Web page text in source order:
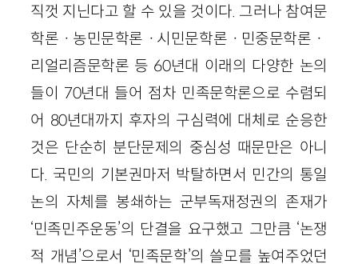
직껏 지닌다고 할 수 있을 것이다. 그러나 참여문
학론ㆍ농민문학론ㆍ시민문학론ㆍ민중문학론ㆍ
리얼리즘문학론 등 60년대 이래의 다양한 논의
들이 70년대 들어 점차 민족문학론으로 수렴되
어 80년대까지 후자의 구심력에 대체로 순응한
것은 단순히 분단문제의 중심성 때문만은 아니
다. 국민의 기본권마저 박탈하면서 민간의 통일
논의 자체를 봉쇄하는 군부독재정권의 존재가
‘민족민주운동’의 단결을 요구했고 그만큼 ‘논쟁
적 개념’으로서 ‘민족문학’의 쓸모를 높여주었던